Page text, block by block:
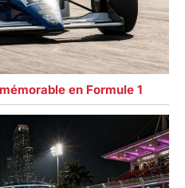
en Formule 1